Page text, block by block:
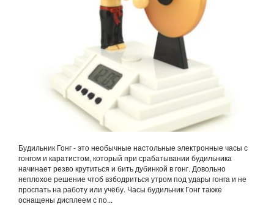
Будильник Гонг - это необычные настольные электронные часы с
гонгом и каратистом, который при срабатывании будильника
начинает резво крутиться и бить дубинкой в гонг. Довольно
неплохое решение чтоб взбодриться утром под удары гонга и не
проспать на работу или учёбу. Часы будильник Гонг также
оснащены дисплеем с по...